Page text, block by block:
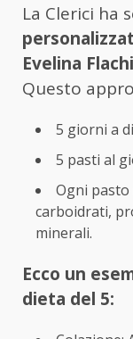
La Clerici ha
Evelina Flachi
Questo
5 giorni a
5 pasti al
Ogni
carboidrati,
minerali.
Ecco un
dieta del 5: